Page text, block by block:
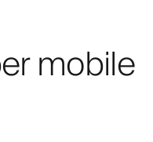
mobile